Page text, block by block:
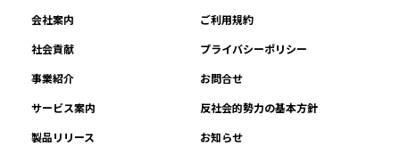
会社案内
ご利用規約
社会貢献
プライバシーポリシー
事業紹介
お問合せ
サービス案内
反社会的勢力の基本方針
製品リリース
お知らせ